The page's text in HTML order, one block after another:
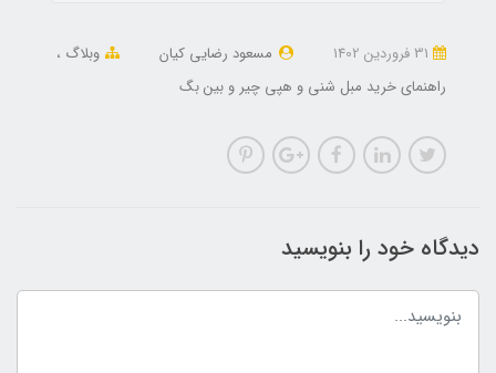
مسعود رضایی کیان
وبلاگ
راهنمای خرید مبل شنی و هپی چیر و بین بگ
دیدگاه خود را بنویسید